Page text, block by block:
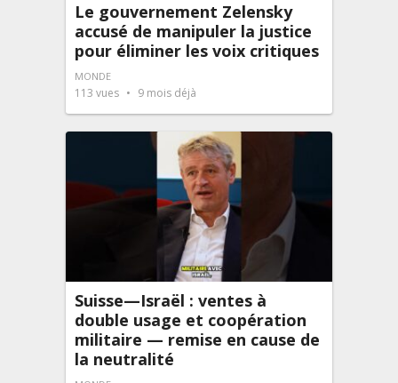
Le gouvernement Zelensky
accusé de manipuler la justice
pour éliminer les voix critiques
MONDE
113 vues 9 mois déjà
Suisse—Israël : ventes à
double usage et coopération
militaire — remise en cause de
la neutralité